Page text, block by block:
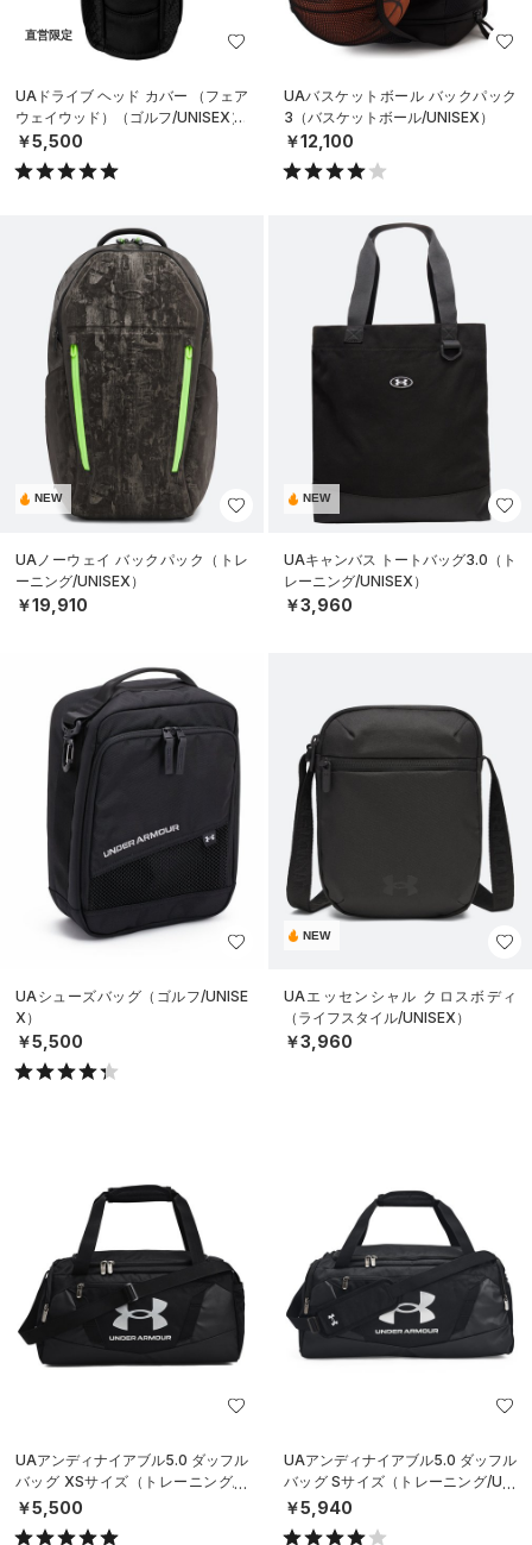
直営限定
UAドライブ ヘッド カバー （フェア
ウェイウッド）（ゴルフ/UNISEX）
￥5,500
UAバスケットボール バックパック
3（バスケットボール/UNISEX）
￥12,100
NEW
UAノーウェイ バックパック（トレ
ーニング/UNISEX）
￥19,910
NEW
UAキャンバス トートバッグ3.0（ト
レーニング/UNISEX）
￥3,960
UAシューズバッグ（ゴルフ/UNISE
X）
￥5,500
NEW
UAエッセンシャル クロスボディ
（ライフスタイル/UNISEX）
￥3,960
UAアンディナイアブル5.0 ダッフル
バッグ XSサイズ（トレーニング/U
NISEX）
￥5,500
UAアンディナイアブル5.0 ダッフル
バッグ Sサイズ（トレーニング/UNI
SEX）
￥5,940